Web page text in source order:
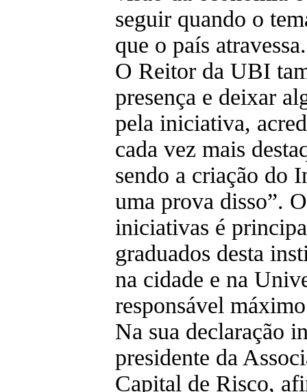
seguir quando o
que o país atravessa.
O Reitor da UBI
presença e deixar
pela iniciativa,
cada vez mais
sendo a criação do
uma prova disso”.
iniciativas é
graduados desta
na cidade e na
responsável
Na sua declaração
presidente da
Capital de Risco,